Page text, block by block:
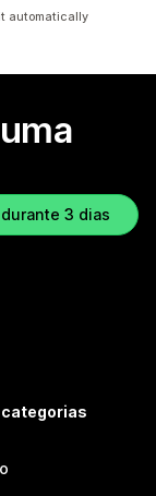
automatically
3 dias